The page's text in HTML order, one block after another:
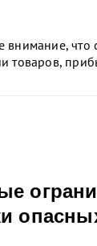
внимание, что
товаров,
30